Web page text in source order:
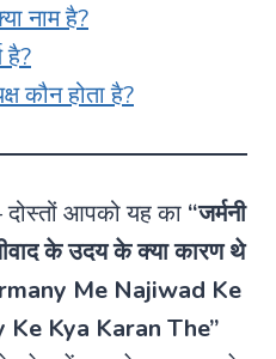
नाम है?
है?
कौन होता है?
आपको यह का “जर्मनी
के उदय के क्या कारण थे
Me Najiwad Ke
Ke Kya Karan The”